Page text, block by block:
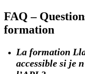
FAQ –
formation
La formation
accessible si je